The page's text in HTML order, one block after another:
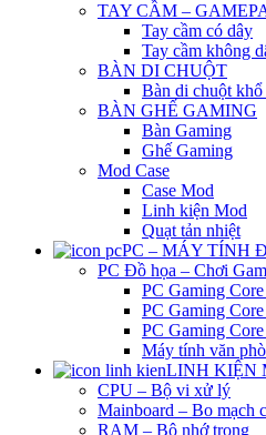
TAY CẦM –
Tay cầm có dây
Tay cầm không
BÀN DI CHUỘT
Bàn di chuột khổ
BÀN GHẾ GAMING
Bàn Gaming
Ghế Gaming
Mod Case
Case Mod
Linh kiện Mod
Quạt tản nhiệt
PC – MÁY TÍNH
PC Đồ họa – Chơi
PC Gaming
PC Gaming
PC Gaming
Máy tính văn
LINH KIỆN
CPU – Bộ vi xử lý
Mainboard – Bo mạch
RAM – Bộ nhớ trong